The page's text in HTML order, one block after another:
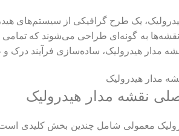
یک طرح گرافیکی از سیستم‌های
به گونه‌ای طراحی می‌شوند که تمامی
نقشه مدار هیدرولیک، ساده‌سازی فرآیند
نقشه مدار هیدرولیک
معمولی شامل چندین بخش کلیدی